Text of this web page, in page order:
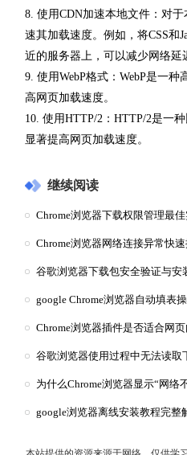
8. 使用CDN加速本地文件：对
速其加载速度。例如，将CSS和
近的服务器上，可以减少网络延
9. 使用WebP格式：WebP是一
高网页加载速度。
10. 使用HTTP/2：HTTP/2是一
显著提高网页加载速度。
继续阅读
Chrome浏览器下载权限管理最
Chrome浏览器网络连接异常快速
谷歌浏览器下载包安全验证与安
google Chrome浏览器自动填表
Chrome浏览器插件是否适合网
谷歌浏览器使用过程中无法读取
为什么Chrome浏览器显示“网络
google浏览器离线安装教程完整